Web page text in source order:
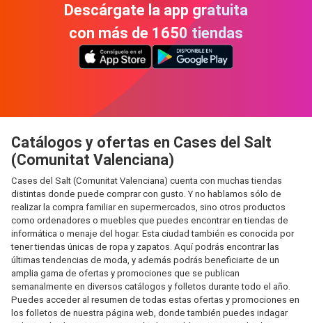
Descárgate la app gratuita
con más de 1650 tiendas
Catálogos y ofertas en Cases del Salt
(Comunitat Valenciana)
Cases del Salt (Comunitat Valenciana) cuenta con muchas tiendas
distintas donde puede comprar con gusto. Y no hablamos sólo de
realizar la compra familiar en supermercados, sino otros productos
como ordenadores o muebles que puedes encontrar en tiendas de
informática o menaje del hogar. Esta ciudad también es conocida por
tener tiendas únicas de ropa y zapatos. Aquí podrás encontrar las
últimas tendencias de moda, y además podrás beneficiarte de un
amplia gama de ofertas y promociones que se publican
semanalmente en diversos catálogos y folletos durante todo el año.
Puedes acceder al resumen de todas estas ofertas y promociones en
los folletos de nuestra página web, donde también puedes indagar